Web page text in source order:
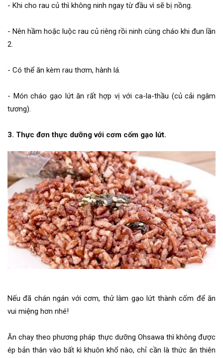
- Khi cho rau củ thì không ninh ngay từ đầu vì sẽ bị nồng.
- Nên hầm hoặc luộc rau củ riêng rồi ninh cùng cháo khi đun lần
2.
- Có thể ăn kèm rau thơm, hành lá.
- Món cháo gạo lứt ăn rất hợp vị với ca-la-thầu (củ cải ngâm
tương).
3. Thực đơn thực dưỡng với cơm cốm gạo lứt.
Nếu đã chán ngán với cơm, thử làm gạo lứt thành cốm để ăn
vui miệng hơn nhé!
Ăn chay theo phương pháp thực dưỡng Ohsawa thì không được
ép bản thân vào bất kì khuôn khổ nào, chỉ cần là thức ăn thiên